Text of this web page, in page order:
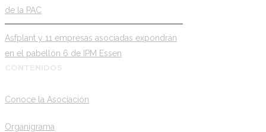
de la PAC
Asfplant y 11 empresas asociadas expondrán
en el pabellón 6 de IPM Essen
Conoce la Asociación
Organigrama